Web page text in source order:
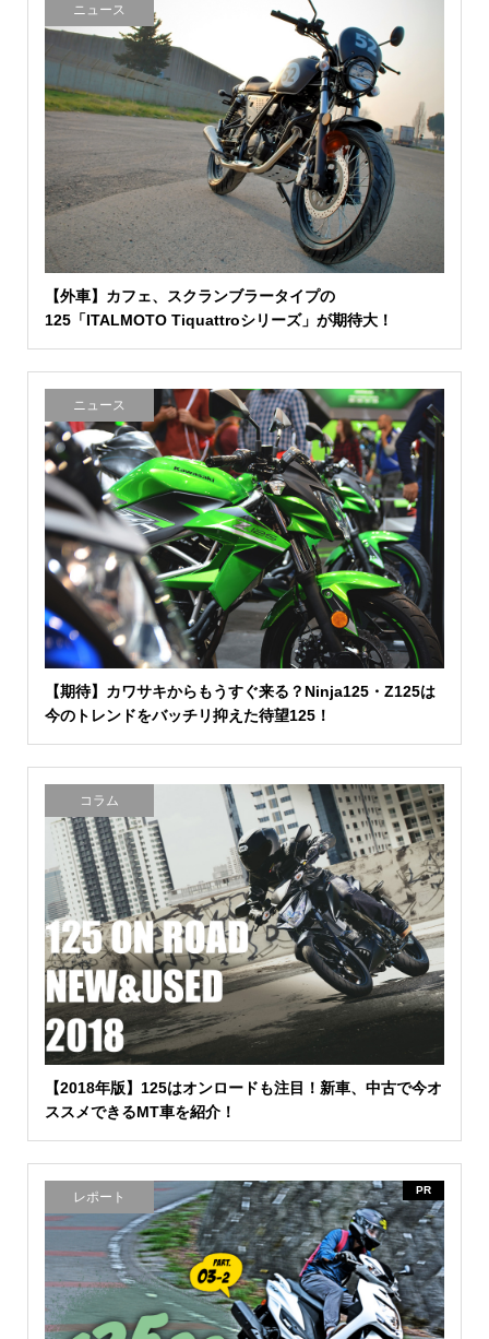
ニュース
【外車】カフェ、スクランブラータイプの
125「ITALMOTO Tiquattroシリーズ」が期待大！
ニュース
【期待】カワサキからもうすぐ来る？Ninja125・Z125は
今のトレンドをバッチリ抑えた待望125！
コラム
【2018年版】125はオンロードも注目！新車、中古で今オ
ススメできるMT車を紹介！
レポート PR